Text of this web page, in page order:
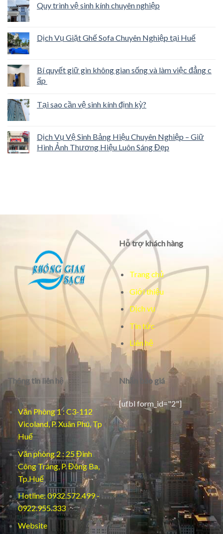
Quy trình vệ sinh kính chuyên nghiệp
Dịch Vụ Giặt Ghế Sofa Chuyên Nghiệp tại Huế
Bí quyết giữ gìn không gian sống và làm việc đẳng c
ấp
Tại sao cần vệ sinh kính định kỳ?
Dịch Vụ Vệ Sinh Bảng Hiệu Chuyên Nghiệp – Giữ
Hình Ảnh Thương Hiệu Luôn Sáng Đẹp
Hỗ trợ khách hàng
Trang chủ
Giới thiệu
Dịch vụ
Tin tức
Liên hệ
Thông tin liên hệ
Văn Phòng 1 : C3-112
Vicoland, P. Xuân Phú, Tp
Huế
Văn phòng 2 : 25 Đinh
Công Tráng, P. Đông Ba,
Tp.Huế
Hotline: 0932.572.499 -
0922.955.333
Website
Nhận báo giá
[ufbl form_id="2"]